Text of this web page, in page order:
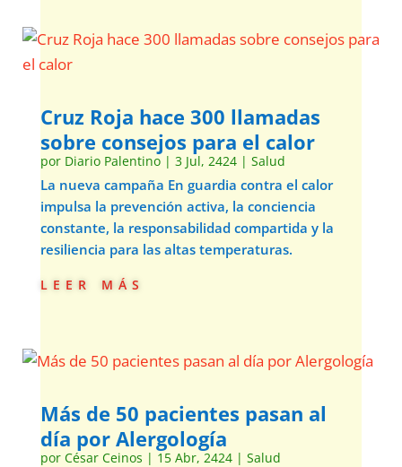
Cruz Roja hace 300 llamadas
sobre consejos para el calor
por Diario Palentino| 3 Jul, 2424| Salud
La nueva campaña En guardia contra el calor
impulsa la prevención activa, la conciencia
constante, la responsabilidad compartida y la
resiliencia para las altas temperaturas.
leer más
Más de 50 pacientes pasan al
día por Alergología
por César Ceinos | 15 Abr, 2424| Salud